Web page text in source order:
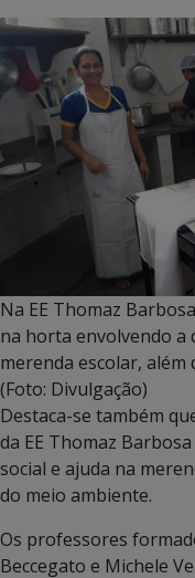
Na EE Thomaz
na horta envolvendo a
merenda escolar,
(Foto: Divulgação)
Destaca-se também
da EE Thomaz
social e ajuda na
do meio ambiente.
Os professores
Beccegato e Michele